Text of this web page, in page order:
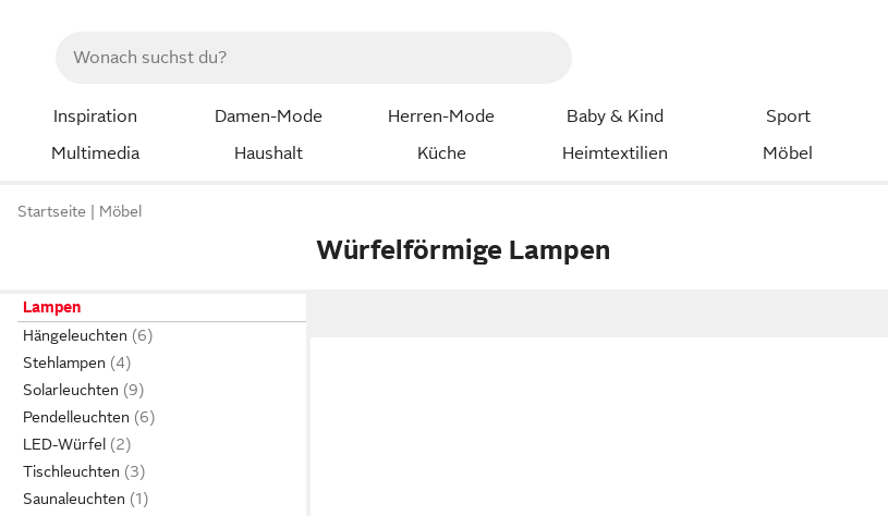
Inspiration Damen-Mode Herren-Mode Baby & Kind Sport
Multimedia
Haushalt Küche Heimtextilien Möbel
Startseite Möbel
Würfelförmige Lampen
Lampen
Hängeleuchten
Stehlampen
Solarleuchten
Pendelleuchten
LED-Würfel
Tischleuchten
Saunaleuchten